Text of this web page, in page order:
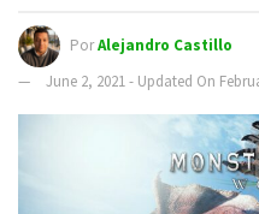
PorAlejandro Castillo
June 2, 2021 - Updated On